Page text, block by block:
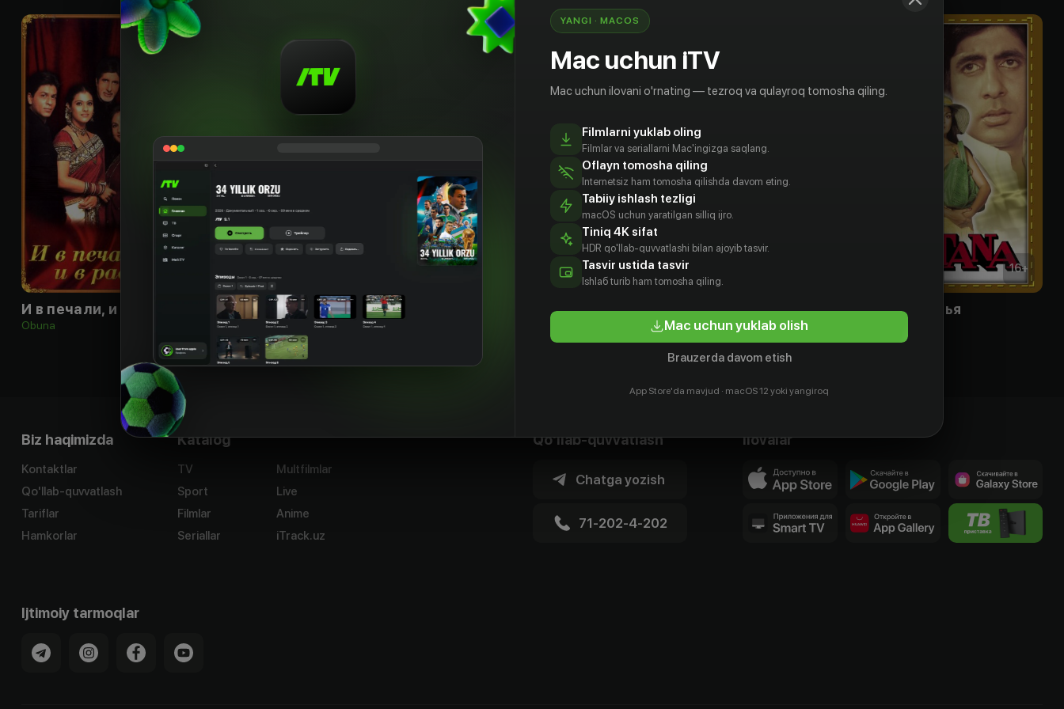
И в печали, и в радости...
Obuna
O'tkinchi dunyo
Obuna
16+
Наступит завтра или нет? Все в жизни бывает
Bepul
16+
Верные друзья
Biz haqimizda
Kontaktlar
Qo'llab-quvvatlash
Tariflar
Hamkorlar
Katalog
TV
Sport
Filmlar
Seriallar
Multfilmlar
Live
Anime
iTrack.uz
Qo'llab-quvvatlash
Chatga yozish
71-202-4-202
Ilovalar
Ijtimoiy tarmoqlar
YANGI · MACOS
Mac uchun iTV
Mac uchun ilovani o'rnating — tezroq va qulayroq tomosha qiling.
Filmlarni yuklab oling
Filmlar va seriallarni Mac'ingizga saqlang.
Oflayn tomosha qiling
Internetsiz ham tomosha qilishda davom eting.
Tabiiy ishlash tezligi
macOS uchun yaratilgan silliq ijro.
Tiniq 4K sifat
HDR qo'llab-quvvatlashi bilan ajoyib tasvir.
Tasvir ustida tasvir
Ishlаб turib ham tomosha qiling.
Mac uchun yuklab olish
Brauzerda davom etish
App Store'da mavjud · macOS 12 yoki yangiroq